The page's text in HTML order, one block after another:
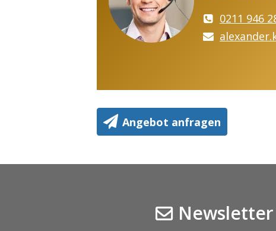
0211 946
Angebot anfragen
Newsletter